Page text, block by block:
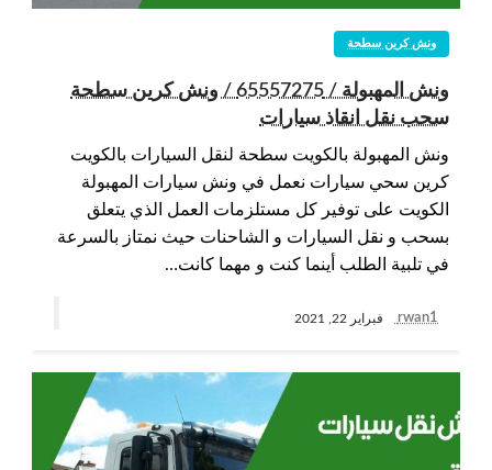
ونش كرين سطحة
ونش المهبولة / 65557275 / ونش كرين سطحة
سحب نقل انقاذ سيارات
ونش المهبولة بالكويت سطحة لنقل السيارات بالكويت
كرين سحي سيارات نعمل في ونش سيارات المهبولة
الكويت على توفير كل مستلزمات العمل الذي يتعلق
بسحب و نقل السيارات و الشاحنات حيث نمتاز بالسرعة
في تلبية الطلب أينما كنت و مهما كانت…
rwan1 فبراير 22, 2021